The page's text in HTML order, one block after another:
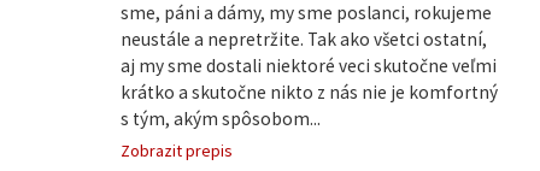
sme, páni a dámy, my sme poslanci, rokujeme
neustále a nepretržite. Tak ako všetci ostatní,
aj my sme dostali niektoré veci skutočne veľmi
krátko a skutočne nikto z nás nie je komfortný
s tým, akým spôsobom...
Zobrazit prepis